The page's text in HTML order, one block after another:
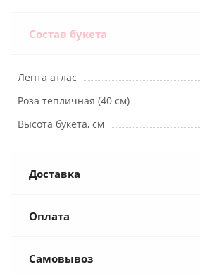
Состав букета
Лента атлас
Роза тепличная (40 см)
Высота букета, см
Доставка
Оплата
Самовывоз